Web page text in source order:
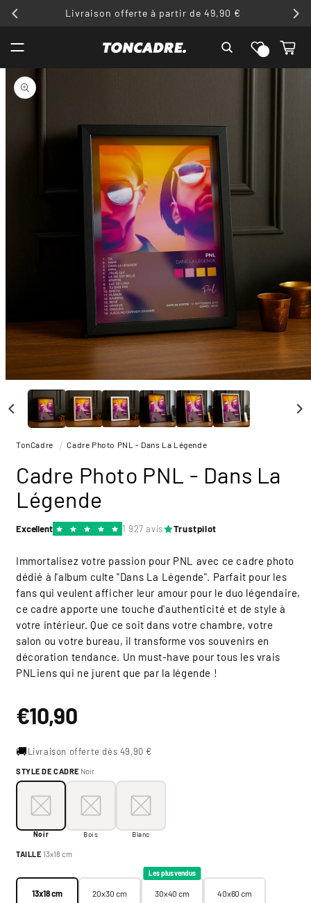
Livraison offerte à partir de 49,90 €
Liste de
souhaits
Panier
PASSER AUX
INFORMATIONS
PRODUITS
média
fenêtre
TonCadre Cadre Photo PNL - Dans La Légende
Cadre Photo PNL - Dans La
Légende
Excellent 1 927 avis Trustpilot
Immortalisez votre passion pour PNL avec ce cadre photo
dédié à l'album culte "Dans La Légende". Parfait pour les
fans qui veulent afficher leur amour pour le duo légendaire,
ce cadre apporte une touche d'authenticité et de style à
votre intérieur. Que ce soit dans votre chambre, votre
salon ou votre bureau, il transforme vos souvenirs en
décoration tendance. Un must-have pour tous les vrais
PNLiens qui ne jurent que par la légende !
Prix
habituel
€10,90
🚚Livraison offerte dès 49,90 €
Style de cadre:
Noir Bois Blanc
20x30 cm 30x40 cm
STYLE DE CADRE Noir
Noir Bois Blanc
TAILLE 13x18 cm
13x18 cm 20x30 cm
Les plus vendus
30x40 cm 40x60 cm